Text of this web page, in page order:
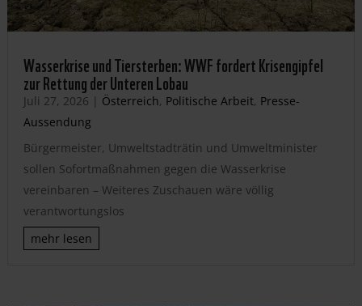
Wasserkrise und Tiersterben: WWF fordert Krisengipfel
zur Rettung der Unteren Lobau
Juli 27, 2026 | Österreich, Politische Arbeit, Presse-
Aussendung
Bürgermeister, Umweltstadträtin und Umweltminister
sollen Sofortmaßnahmen gegen die Wasserkrise
vereinbaren – Weiteres Zuschauen wäre völlig
verantwortungslos
mehr lesen